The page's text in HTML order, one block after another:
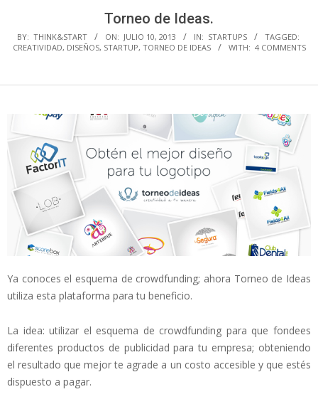
Torneo de Ideas.
BY: THINK&START ON: JULIO 10, 2013 IN: STARTUPS
TAGGED:
CREATIVIDAD, DISEÑOS, STARTUP, TORNEO DE IDEAS WITH: 4 COMMENTS
Ya conoces el esquema de crowdfunding; ahora Torneo de Ideas
utiliza esta plataforma para tu beneficio.
La idea: utilizar el esquema de crowdfunding para que fondees
diferentes productos de publicidad para tu empresa; obteniendo
el resultado que mejor te agrade a un costo accesible y que estés
dispuesto a pagar.